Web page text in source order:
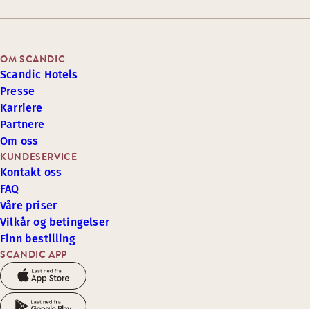
SCANDIC APP
KUNDESERVICE
Kontakt oss
FAQ
Våre priser
Vilkår og betingelser
Finn bestilling
OM SCANDIC
Scandic Hotels
Presse
Karriere
Partnere
Om oss